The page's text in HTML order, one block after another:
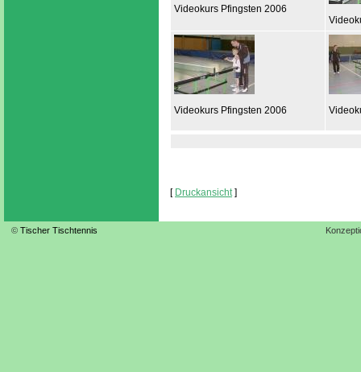
Videokurs Pfingsten 2006
Videokurs Pfingsten 2006
[ Druckansicht]
© Tischer Tischtennis